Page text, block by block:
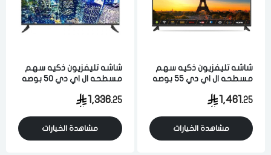
شاشه تليفزيون ذكيه سهم
مسطحه ال اي دي 55 بوصه
واي فاي اسود
1,461.25
مشاهدة الخيارات
شاشه تليفزيون ذكيه سهم
مسطحه ال اي دي 50 بوصه
واي فاي اسود
1,336.25
مشاهدة الخيارات